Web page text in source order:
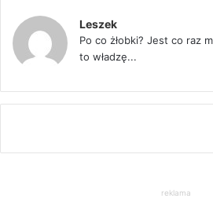
Leszek
Po co żłobki? Jest co raz
to władzę...
reklama